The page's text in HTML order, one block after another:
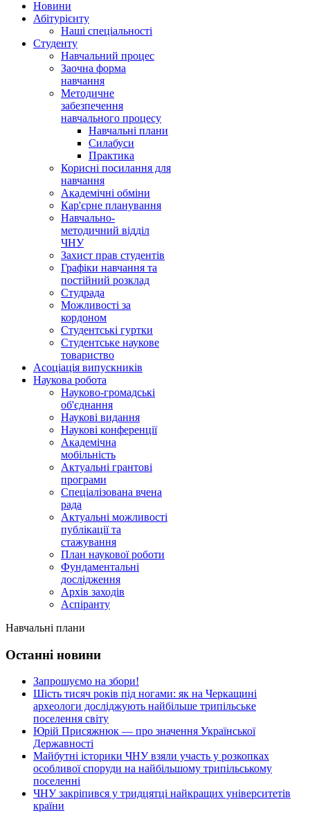
Hовини
Абітурієнту
Наші спеціальності
Студенту
Навчальний процес
Заочна форма
навчання
Методичне
забезпечення
навчального процесу
Навчальні плани
Силабуси
Практика
Корисні посилання для
навчання
Академічні обміни
Кар'єрне планування
Навчально-
методичний відділ
ЧНУ
Захист прав студентів
Графіки навчання та
постійний розклад
Студрада
Можливості за
кордоном
Студентські гуртки
Студентське наукове
товариство
Асоціація випускників
Наукова робота
Науково-громадські
об'єднання
Наукові видання
Наукові конференції
Академічна
мобільність
Актуальні грантові
програми
Спеціалізована вчена
рада
Актуальні можливості
публікації та
стажування
План наукової роботи
Фундаментальні
дослідження
Архів заходів
Аспіранту
Навчальні плани
Останні новини
Запрошуємо на збори!
Шість тисяч років під ногами: як на Черкащині
археологи досліджують найбільше трипільське
поселення світу
Юрій Присяжнюк — про значення Української
Державності
Майбутні історики ЧНУ взяли участь у розкопках
особливої споруди на найбільшому трипільському
поселенні
ЧНУ закріпився у тридцятці найкращих університетів
країни